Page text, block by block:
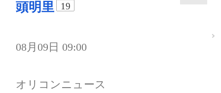
頭明里
19
08月09日 09:00
オリコンニュース